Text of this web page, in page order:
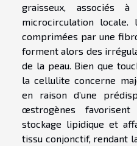
graisseux, associés
microcirculation locale.
comprimées par une
forment alors des
de la peau. Bien que
la cellulite concerne
en raison d’une
œstrogènes
stockage lipidique et
tissu conjonctif, rendant